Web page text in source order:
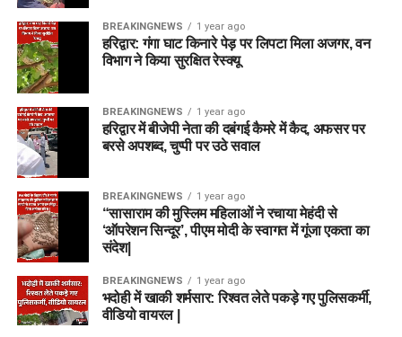
BREAKINGNEWS 1 year ago
हरिद्वार: गंगा घाट किनारे पेड़ पर लिपटा मिला अजगर, वन
विभाग ने किया सुरक्षित रेस्क्यू
BREAKINGNEWS 1 year ago
हरिद्वार में बीजेपी नेता की दबंगई कैमरे में कैद, अफसर पर
बरसे अपशब्द, चुप्पी पर उठे सवाल
BREAKINGNEWS 1 year ago
“सासाराम की मुस्लिम महिलाओं ने रचाया मेहंदी से
‘ऑपरेशन सिन्दूर’, पीएम मोदी के स्वागत में गूंजा एकता का
संदेश|
BREAKINGNEWS 1 year ago
भदोही में खाकी शर्मसार: रिश्वत लेते पकड़े गए पुलिसकर्मी,
वीडियो वायरल |